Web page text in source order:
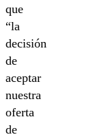
que
“la
decisión
de
aceptar
nuestra
oferta
de